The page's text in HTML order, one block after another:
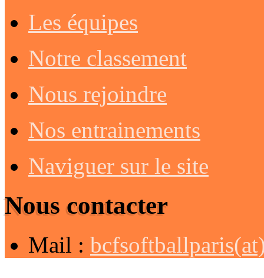
Les équipes
Notre classement
Nous rejoindre
Nos entrainements
Naviguer sur le site
Nous contacter
Mail :